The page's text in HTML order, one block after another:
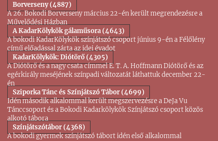
Borverseny (4887)
A 26. Bokodi Borverseny március 22-én került megrendezésre a
Művelődési Házban
A KadarKölykök gálaműsora (4643)
A bokodi KadarKölykök színjátszó csoport június 9-én a Félőlény
című előadással zárta az idei évadot
KadarKölykök: Diótörő (4305)
A Diótörő és a nagy csata címmel E. T. A. Hoffmann Diótörő és az
egérkirály meséjének színpadi változatát láthattuk december 22-
én
Sziporka Tánc és Színjátszó Tábor (4699)
Idén második alkalommal került megszervezésre a DeJa Vu
Tánccsoport és a Bokodi Kadarkölykök Színjátszó csoport közös
alkotó tábora
Színjátszótábor (4368)
A bokodi gyermek színjátszó tábort idén első alkalommal